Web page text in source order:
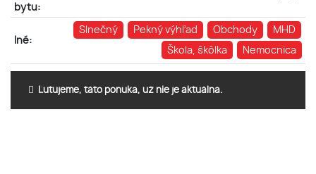
bytu:
Iné:
Slnečný Pekný výhľad Obchody
MHD
Škola, škôlka
Nemocnica
Ľutujeme, táto ponuka, už nie je aktuálna.